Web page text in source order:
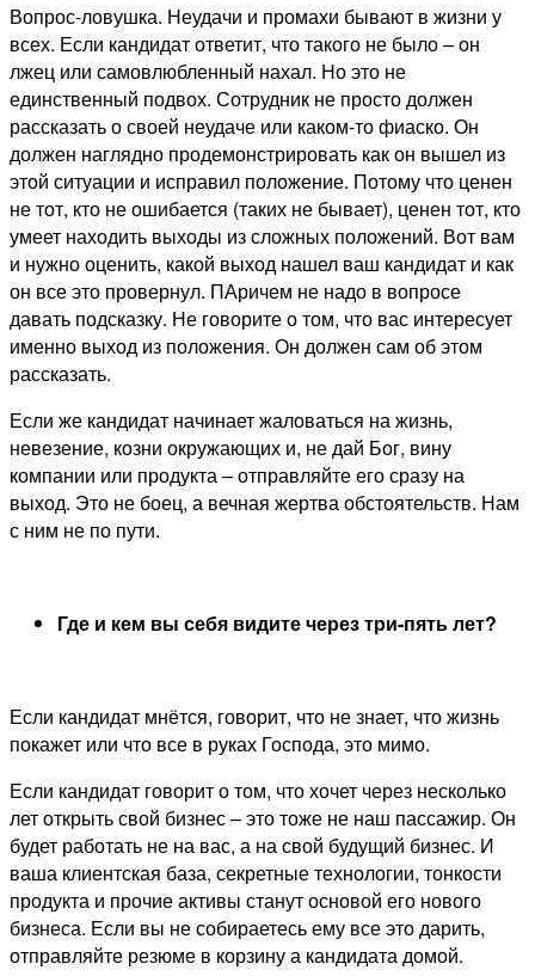
Вопрос-ловушка. Неудачи и промахи бывают в жизни у
всех. Если кандидат ответит, что такого не было – он
лжец или самовлюбленный нахал. Но это не
единственный подвох. Сотрудник не просто должен
рассказать о своей неудаче или каком-то фиаско. Он
должен наглядно продемонстрировать как он вышел из
этой ситуации и исправил положение. Потому что ценен
не тот, кто не ошибается (таких не бывает), ценен тот, кто
умеет находить выходы из сложных положений. Вот вам
и нужно оценить, какой выход нашел ваш кандидат и как
он все это провернул. ПАричем не надо в вопросе
давать подсказку. Не говорите о том, что вас интересует
именно выход из положения. Он должен сам об этом
рассказать.
Если же кандидат начинает жаловаться на жизнь,
невезение, козни окружающих и, не дай Бог, вину
компании или продукта – отправляйте его сразу на
выход. Это не боец, а вечная жертва обстоятельств. Нам
с ним не по пути.
Где и кем вы себя видите через три-пять лет?
Если кандидат мнётся, говорит, что не знает, что жизнь
покажет или что все в руках Господа, это мимо.
Если кандидат говорит о том, что хочет через несколько
лет открыть свой бизнес – это тоже не наш пассажир. Он
будет работать не на вас, а на свой будущий бизнес. И
ваша клиентская база, секретные технологии, тонкости
продукта и прочие активы станут основой его нового
бизнеса. Если вы не собираетесь ему все это дарить,
отправляйте резюме в корзину а кандидата домой.